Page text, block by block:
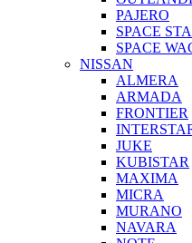
PAJERO
SPACE
SPACE
NISSAN
ALMERA
ARMADA
FRONTIER
JUKE
KUBISTAR
MAXIMA
MICRA
MURANO
NAVARA